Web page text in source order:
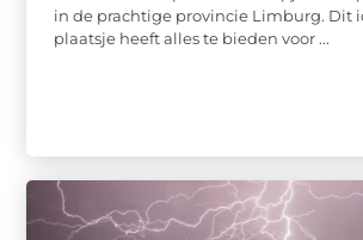
in de prachtige provincie Limburg. Dit
plaatsje heeft alles te bieden voor ...